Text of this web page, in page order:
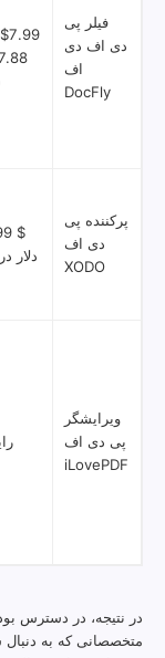
فیلر پی
دی اف دی
اف
DocFly
$7.99/ماه
پرکننده پی
دی اف
XODO
دلار
ویرایشگر
پی دی اف
iLovePDF
متخصصانی که به